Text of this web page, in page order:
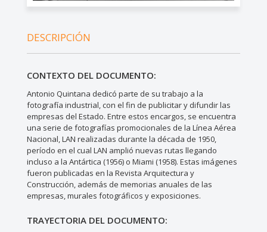
DESCRIPCIÓN
CONTEXTO DEL DOCUMENTO:
Antonio Quintana dedicó parte de su trabajo a la
fotografía industrial, con el fin de publicitar y difundir las
empresas del Estado. Entre estos encargos, se encuentra
una serie de fotografías promocionales de la Línea Aérea
Nacional, LAN realizadas durante la década de 1950,
período en el cual LAN amplió nuevas rutas llegando
incluso a la Antártica (1956) o Miami (1958). Estas imágenes
fueron publicadas en la Revista Arquitectura y
Construcción, además de memorias anuales de las
empresas, murales fotográficos y exposiciones.
TRAYECTORIA DEL DOCUMENTO: